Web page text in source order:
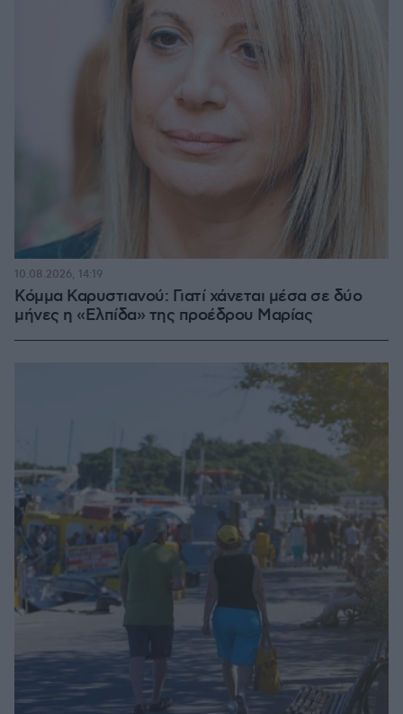
Κόμμα Καρυστιανού: Γιατί χάνεται μέσα σε δύο
μήνες η «Ελπίδα» της προέδρου Μαρίας
10.08.2026, 14:19